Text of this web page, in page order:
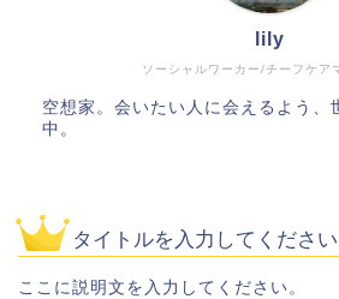
ソーシャルワーカー/チーフケア
lily
空想家。会いたい人に会えるよう、
中。
タイトルを入力してください
ここに説明文を入力してください。